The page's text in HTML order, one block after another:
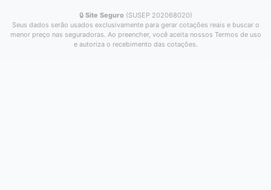
🔒 Site Seguro (SUSEP 202068020)
Seus dados serão usados exclusivamente para gerar cotações reais e buscar o
menor preço nas seguradoras. Ao preencher, você aceita nossos Termos de uso
e autoriza o recebimento das cotações.